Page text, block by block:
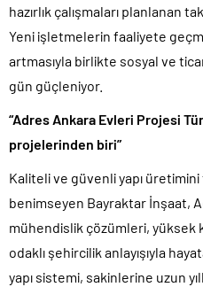
hazırlık çalışmaları planlanan
Yeni işletmelerin faaliyete
artmasıyla birlikte sosyal ve
gün güçleniyor.
“Adres Ankara Evleri Projesi
projelerinden biri”
Kaliteli ve güvenli yapı
benimseyen Bayraktar İnşaat,
mühendislik çözümleri, yüksek
odaklı şehircilik anlayışıyla
yapı sistemi, sakinlerine uzun